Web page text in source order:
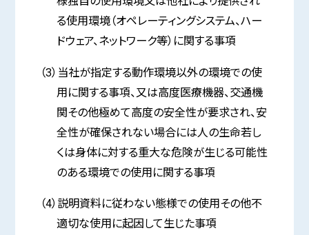
る使用環境（オペレーティングシステム、ハー
ドウェア、ネットワーク等）に関する事項
（3）当社が指定する動作環境以外の環境での使
用に関する事項、又は高度医療機器、交通機
関その他極めて高度の安全性が要求され、安
全性が確保されない場合には人の生命若し
くは身体に対する重大な危険が生じる可能性
のある環境での使用に関する事項
（4）説明資料に従わない態様での使用その他不
適切な使用に起因して生じた事項